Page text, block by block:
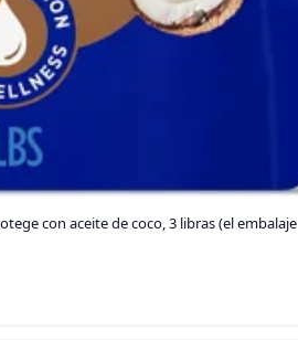
con aceite de coco, 3 libras (el embalaje